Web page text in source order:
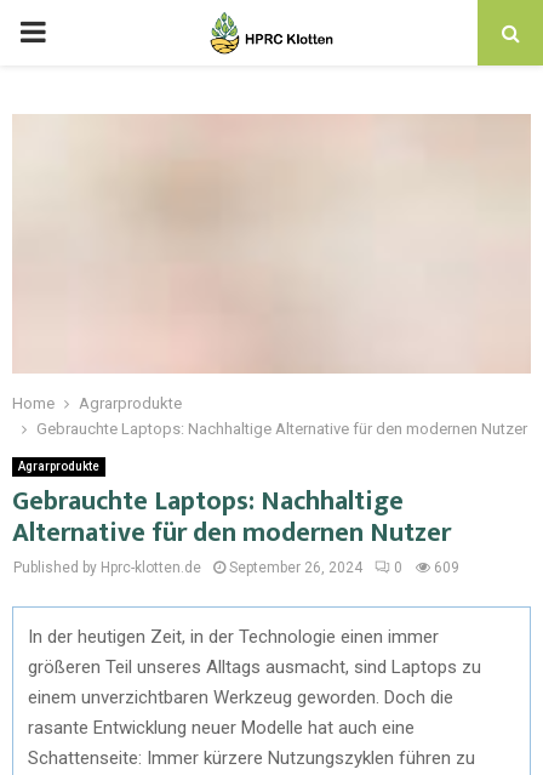
Home
Agrarprodukte
Gebrauchte Laptops: Nachhaltige Alternative für den modernen Nutzer
Agrarprodukte
Gebrauchte Laptops: Nachhaltige
Alternative für den modernen Nutzer
Published by Hprc-klotten.de September 26, 2024 0 609
In der heutigen Zeit, in der Technologie einen immer
größeren Teil unseres Alltags ausmacht, sind Laptops zu
einem unverzichtbaren Werkzeug geworden. Doch die
rasante Entwicklung neuer Modelle hat auch eine
Schattenseite: Immer kürzere Nutzungszyklen führen zu